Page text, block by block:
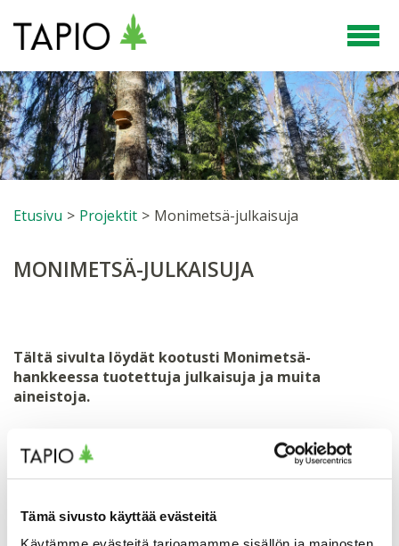
Tämä sivusto käyttää evästeitä
Etusivu > Projektit > Monimetsä-julkaisuja
MONIMETSÄ-JULKAISUJA
Tältä sivulta löydät kootusti Monimetsä-
hankkeessa tuotettuja julkaisuja ja muita
aineistoja.
Luonnonhoidon tilauslomake
– Luonnonhoidon
tilauslomakkeen avulla metsänomistaja voi viestiä
tiettyyn metsikkökuvioon ja toimenpiteeseen liittyvistä
lomake voidaan lähettää esimerkiksi tarjouspyynnön
tai toimeksiannon liitteenä tai antaa